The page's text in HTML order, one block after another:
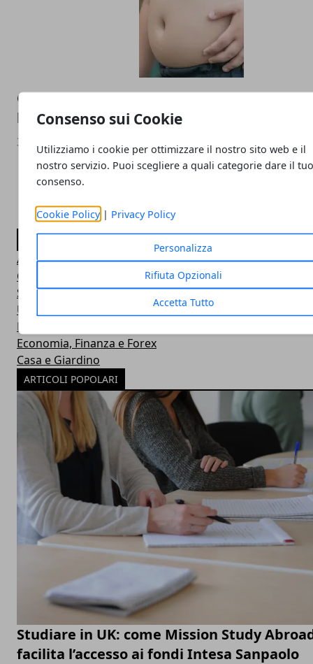
Consenso sui Cookie
Utilizziamo i cookie per ottimizzare il nostro sito web e il
nostro servizio. Puoi scegliere a quali categorie dare il
consenso.
Cookie Policy | Privacy Policy
Personalizza
Rifiuta Opzionali
Accetta Tutto
Obesità e diabete: trovato il farmaco che
la fame
30/01/2016
CATEGORIE
Attualità Italia
Guide e Manuali
Società e Cultura
Un po' di tutto!
Lavoro
Economia, Finanza e Forex
Casa e Giardino
ARTICOLI POPOLARI
Studiare in UK: come Mission Study
facilita l’accesso ai fondi Intesa Sanpaolo